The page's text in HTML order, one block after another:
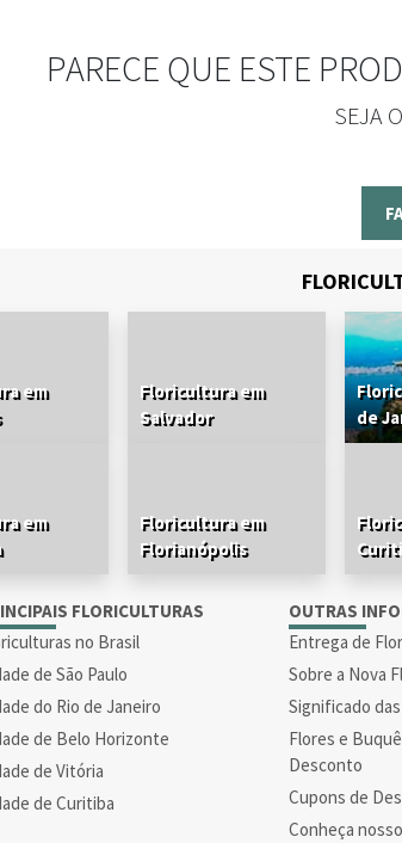
PARECE QUE ESTE
SEJA
em
Floricultura em
Salvador
de
em
Floricultura em
Florianópolis
FLORICULTURAS
no Brasil
de São Paulo
do Rio de Janeiro
de Belo Horizonte
de Vitória
de Curitiba
OUTRAS
Entrega de
Sobre a Nova
Significado
Flores e
Desconto
Cupons de
Conheça